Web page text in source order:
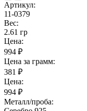
Артикул:
11-0379
Вес:
2.61 гр
Цена:
994 ₽
Цена за грамм:
381 ₽
Цена:
994 ₽
Металл/проба: